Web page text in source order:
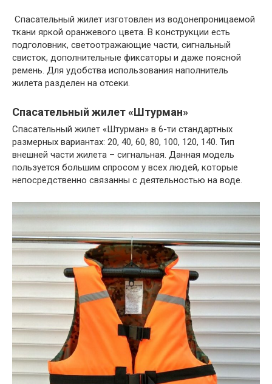
Спасательный жилет изготовлен из водонепроницаемой
ткани яркой оранжевого цвета. В конструкции есть
подголовник, светоотражающие части, сигнальный
свисток, дополнительные фиксаторы и даже поясной
ремень. Для удобства использования наполнитель
жилета разделен на отсеки.
Спасательный жилет «Штурман»
Спасательный жилет «Штурман» в 6-ти стандартных
размерных вариантах: 20, 40, 60, 80, 100, 120, 140. Тип
внешней части жилета – сигнальная. Данная модель
пользуется большим спросом у всех людей, которые
непосредственно связанны с деятельностью на воде.